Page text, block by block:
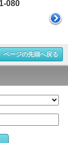
080
ページの先頭へ戻る